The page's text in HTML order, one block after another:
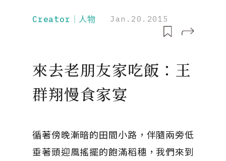
Creator｜人物 Jan.20.2015
來去老朋友家吃飯：王
群翔慢食家宴
循著傍晚漸暗的田間小路，伴隨兩旁低
垂著頭迎風搖擺的飽滿稻穗，我們來到